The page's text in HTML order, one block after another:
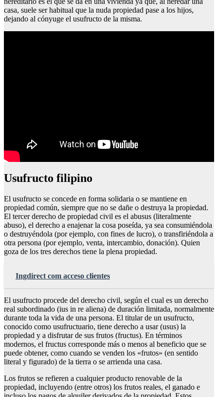
casa, suele ser habitual que la nuda propiedad pase a los hijos,
dejando al cónyuge el usufructo de la misma.
Usufructo filipino
El usufructo se concede en forma solidaria o se mantiene en
propiedad común, siempre que no se dañe o destruya la propiedad.
El tercer derecho de propiedad civil es el abusus (literalmente
abuso), el derecho a enajenar la cosa poseída, ya sea consumiéndola
o destruyéndola (por ejemplo, con fines de lucro), o transfiriéndola a
otra persona (por ejemplo, venta, intercambio, donación). Quien
goza de los tres derechos tiene la plena propiedad.
Ingdirect com acceso clientes
El usufructo procede del derecho civil, según el cual es un derecho
real subordinado (ius in re aliena) de duración limitada, normalmente
durante toda la vida de una persona. El titular de un usufructo,
conocido como usufructuario, tiene derecho a usar (usus) la
propiedad y a disfrutar de sus frutos (fructus). En términos
modernos, el fructus corresponde más o menos al beneficio que se
puede obtener, como cuando se venden los «frutos» (en sentido
literal y figurado) de la tierra o se arrienda una casa.
Los frutos se refieren a cualquier producto renovable de la
propiedad, incluyendo (entre otros) los frutos reales, el ganado e